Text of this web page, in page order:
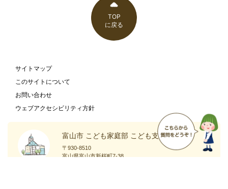
TOP
に戻る
サイトマップ
このサイトについて
お問い合わせ
ウェブアクセシビリティ方針
富山市 こども家庭部 こども支援課
〒930-8510
富山県富山市新桜町7-38